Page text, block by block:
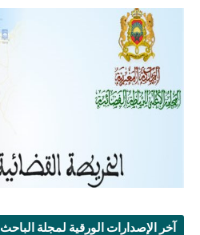
آخر الإصدارات الورقية لمجلة الباحث